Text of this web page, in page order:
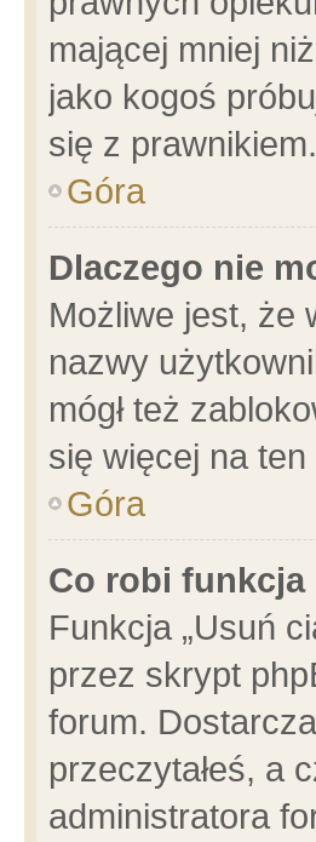
mającej mniej
jako kogoś
się z prawnikiem.
Góra
Dlaczego nie
Możliwe jest, że
nazwy
mógł też
się więcej na ten
Góra
Co robi funkcja
Funkcja „Usuń
przez skrypt
forum.
przeczytałeś, a
administratora